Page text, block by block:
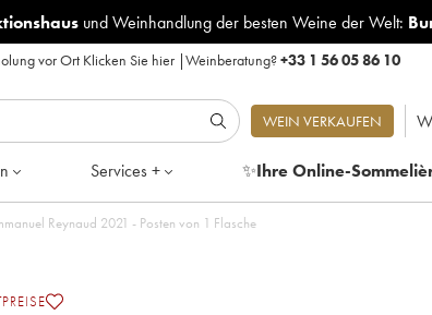
und Weinhandlung der besten Weine der Welt:
vor Ort Klicken Sie hier|Weinberatung?+33 1 56 05 86 10
WEIN VERKAUFEN
Services + ✨Ihre Online-
Reynaud 2021 - Posten von 1 Flasche